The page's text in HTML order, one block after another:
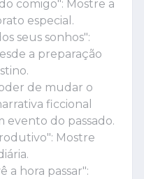
comigo": Mostre a
especial.
seus sonhos":
a preparação
de mudar o
ficcional
evento do passado.
Mostre
a hora passar":